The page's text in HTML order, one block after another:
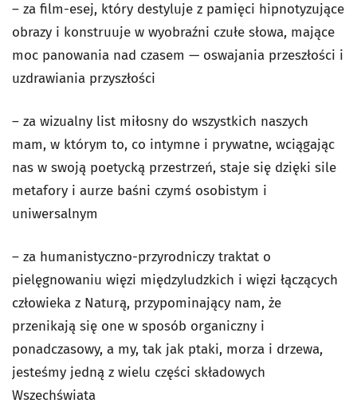
– za film-esej, który destyluje z pamięci hipnotyzujące
obrazy i konstruuje w wyobraźni czułe słowa, mające
moc panowania nad czasem — oswajania przeszłości i
uzdrawiania przyszłości
– za wizualny list miłosny do wszystkich naszych
mam, w którym to, co intymne i prywatne, wciągając
nas w swoją poetycką przestrzeń, staje się dzięki sile
metafory i aurze baśni czymś osobistym i
uniwersalnym
– za humanistyczno-przyrodniczy traktat o
pielęgnowaniu więzi międzyludzkich i więzi łączących
człowieka z Naturą, przypominający nam, że
przenikają się one w sposób organiczny i
ponadczasowy, a my, tak jak ptaki, morza i drzewa,
jesteśmy jedną z wielu części składowych
Wszechświata